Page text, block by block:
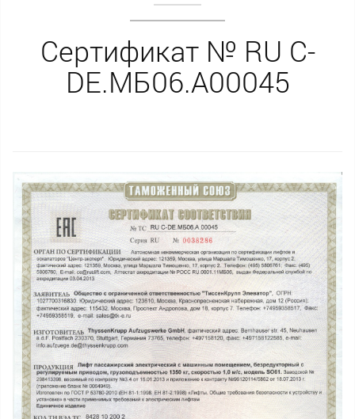
Сертификат № RU С-
DE.МБ06.А00045